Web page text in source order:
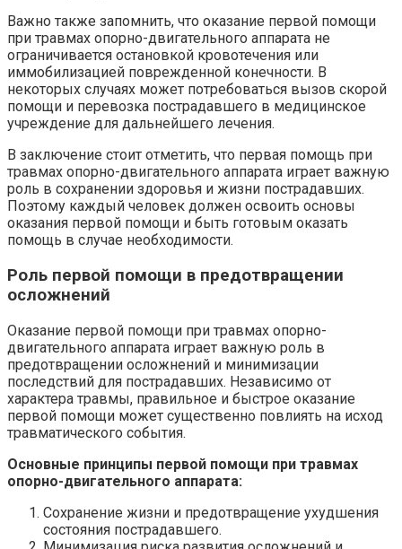
Важно также запомнить, что оказание первой помощи
при травмах опорно-двигательного аппарата не
ограничивается остановкой кровотечения или
иммобилизацией поврежденной конечности. В
некоторых случаях может потребоваться вызов скорой
помощи и перевозка пострадавшего в медицинское
учреждение для дальнейшего лечения.
В заключение стоит отметить, что первая помощь при
травмах опорно-двигательного аппарата играет важную
роль в сохранении здоровья и жизни пострадавших.
Поэтому каждый человек должен освоить основы
оказания первой помощи и быть готовым оказать
помощь в случае необходимости.
Роль первой помощи в предотвращении
осложнений
Оказание первой помощи при травмах опорно-
двигательного аппарата играет важную роль в
предотвращении осложнений и минимизации
последствий для пострадавших. Независимо от
характера травмы, правильное и быстрое оказание
первой помощи может существенно повлиять на исход
травматического события.
Основные принципы первой помощи при травмах
опорно-двигательного аппарата:
Сохранение жизни и предотвращение ухудшения
состояния пострадавшего.